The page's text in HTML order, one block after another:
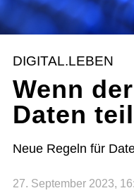
DIGITAL.LEBEN
Wenn
Daten
Neue Regeln für
27. September 2023,